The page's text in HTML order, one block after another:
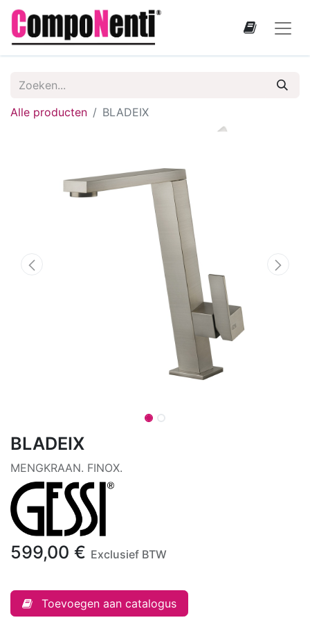
Alle producten BLADEIX
BLADEIX
MENGKRAAN. FINOX.
599,00 € Exclusief BTW
Toevoegen aan catalogus